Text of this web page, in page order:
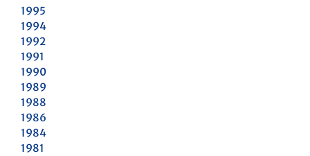
1995
1994
1992
1991
1990
1989
1988
1986
1984
1981